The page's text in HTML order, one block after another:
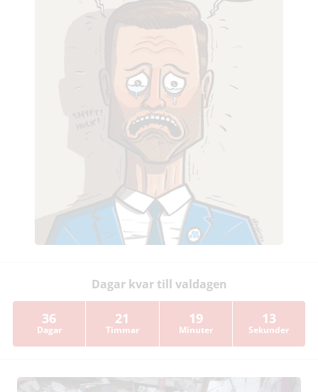
Dagar kvar till valdagen
36
Dagar
21
Timmar
19
Minuter
13
Sekunder